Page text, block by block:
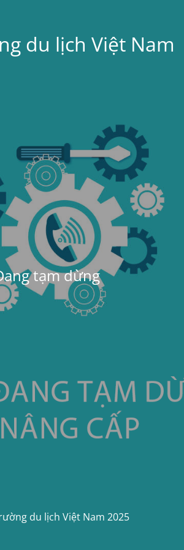
du lịch Việt Nam
tạm dừng
du lịch Việt Nam 2025